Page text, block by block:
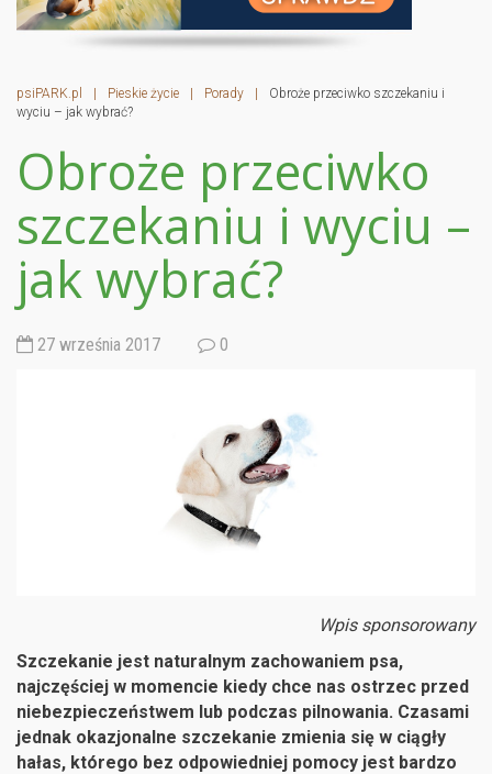
psiPARK.pl | Pieskie życie | Porady |
Obroże przeciwko szczekaniu i
wyciu – jak wybrać?
Obroże przeciwko
szczekaniu i wyciu –
jak wybrać?
27 września 2017 0
Wpis sponsorowany
Szczekanie jest naturalnym zachowaniem psa,
najczęściej w momencie kiedy chce nas ostrzec przed
niebezpieczeństwem lub podczas pilnowania. Czasami
jednak okazjonalne szczekanie zmienia się w ciągły
hałas, którego bez odpowiedniej pomocy jest bardzo